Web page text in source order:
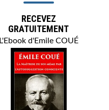
RECEVEZ
GRATUITEMENT
L'Ebook d'Emile COUÉ